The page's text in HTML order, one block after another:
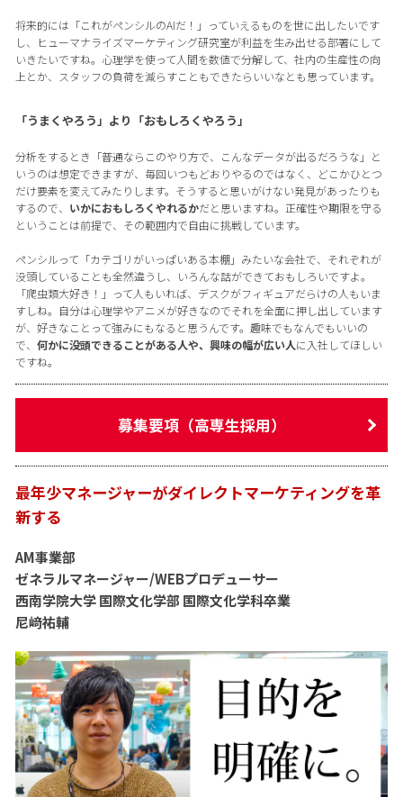
将来的には「これがペンシルのAIだ！」っていえるものを世に出したいです
し、ヒューマナライズマーケティング研究室が利益を生み出せる部署にして
いきたいですね。心理学を使って人間を数値で分解して、社内の生産性の向
上とか、スタッフの負荷を減らすこともできたらいいなとも思っています。
「うまくやろう」より「おもしろくやろう」
分析をするとき「普通ならこのやり方で、こんなデータが出るだろうな」と
いうのは想定できますが、毎回いつもどおりやるのではなく、どこかひとつ
だけ要素を変えてみたりします。そうすると思いがけない発見があったりも
するので、 いかにおもしろくやれるかだと思いますね。正確性や期限を守る
ということは前提で、その範囲内で自由に挑戦しています。
ペンシルって「カテゴリがいっぱいある本棚」みたいな会社で、それぞれが
没頭していることも全然違うし、いろんな話ができておもしろいですよ。
「爬虫類大好き！」って人もいれば、デスクがフィギュアだらけの人もいま
すしね。自分は心理学やアニメが好きなのでそれを全面に押し出しています
が、好きなことって強みにもなると思うんです。趣味でもなんでもいいの
で、 何かに没頭できることがある人や、興味の幅が広い人に入社してほしい
ですね。
募集要項（高専生採用）
最年少マネージャーがダイレクトマーケティングを革
新する
AM事業部
ゼネラルマネージャー/WEBプロデューサー
西南学院大学 国際文化学部 国際文化学科卒業
尼﨑祐輔